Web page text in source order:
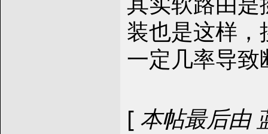
装也是这样
一定几率导
[ 本帖最后由